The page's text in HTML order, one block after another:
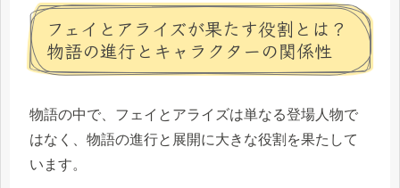
フェイとアライズが果たす役割とは？
物語の進行とキャラクターの関係性
物語の中で、フェイとアライズは単なる登場人物で
はなく、物語の進行と展開に大きな役割を果たして
います。